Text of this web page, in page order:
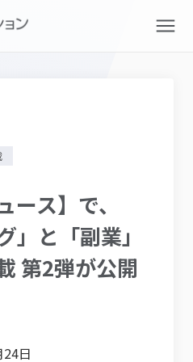
ース】で、
」と「副業」
第2弾が公開
日